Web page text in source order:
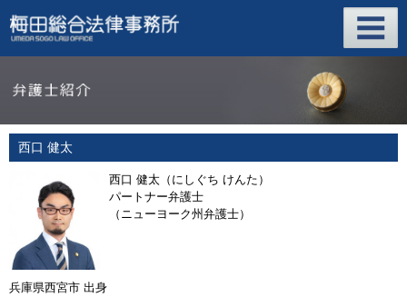
西口 健太
西口 健太（にしぐち けんた）
パートナー弁護士
（ニューヨーク州弁護士）
兵庫県西宮市 出身